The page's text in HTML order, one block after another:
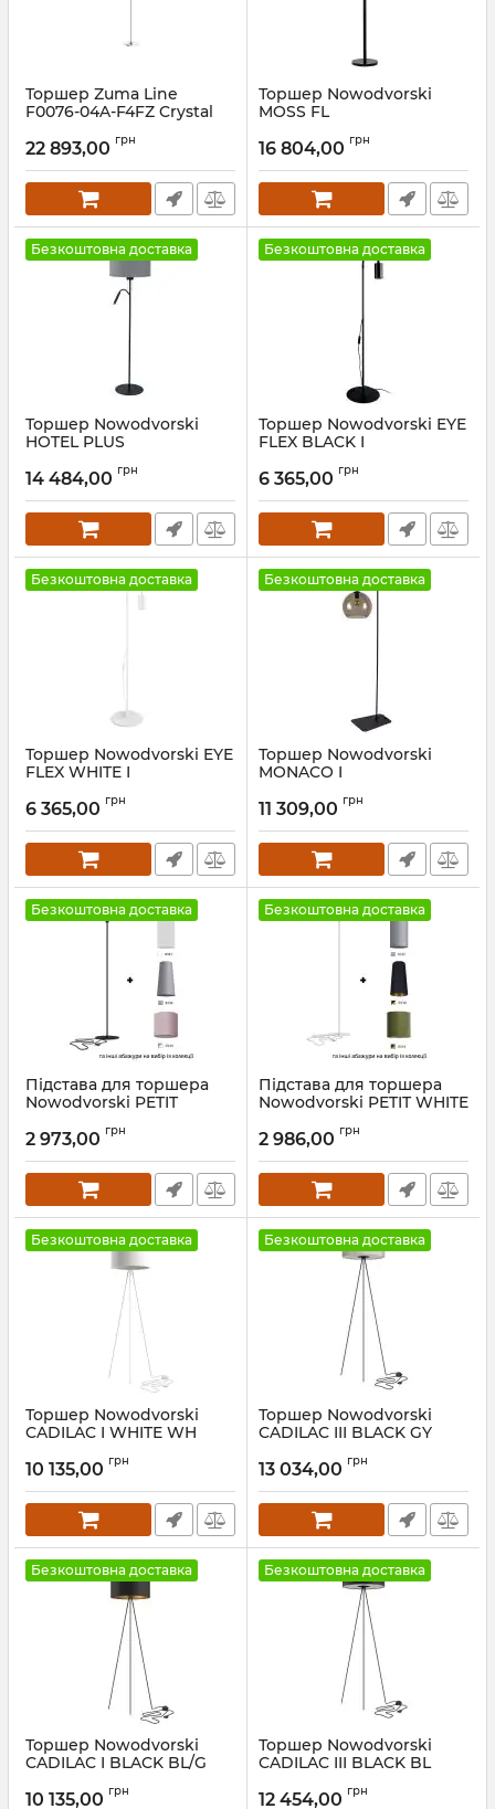
Торшер Zuma Line
F0076-04A-F4FZ Crystal
22 893,00 грн
Торшер Nowodvorski
MOSS FL
16 804,00 грн
Безкоштовна доставка
Торшер Nowodvorski
HOTEL PLUS
14 484,00 грн
Безкоштовна доставка
Торшер Nowodvorski EYE
FLEX BLACK I
6 365,00 грн
Безкоштовна доставка
Торшер Nowodvorski EYE
FLEX WHITE I
6 365,00 грн
Безкоштовна доставка
Торшер Nowodvorski
MONACO I
11 309,00 грн
Безкоштовна доставка
Підстава для торшера
Nowodvorski PETIT
Артикул:8346
2 973,00 грн
Безкоштовна доставка
Підстава для торшера
Nowodvorski PETIT WHITE
2 986,00 грн
Безкоштовна доставка
Торшер Nowodvorski
CADILAC I WHITE WH
10 135,00 грн
Безкоштовна доставка
Торшер Nowodvorski
CADILAC III BLACK GY
13 034,00 грн
Безкоштовна доставка
Торшер Nowodvorski
CADILAC I BLACK BL/G
10 135,00 грн
Безкоштовна доставка
Торшер Nowodvorski
CADILAC III BLACK BL
12 454,00 грн